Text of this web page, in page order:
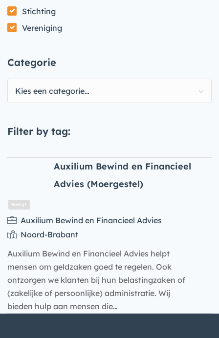
Stichting
Vereniging
Categorie
Kies een categorie…
Filter by tag:
Auxilium Bewind en Financieel
Advies (Moergestel)
Bedrijf
Auxilium Bewind en Financieel Advies
Noord-Brabant
Auxilium Bewind en Financieel Advies helpt
mensen om geldzaken goed te regelen. Ook
ontzorgen we klanten bij hun belastingzaken of
(zakelijke of persoonlijke) administratie. Wij
bieden hulp aan mensen die…